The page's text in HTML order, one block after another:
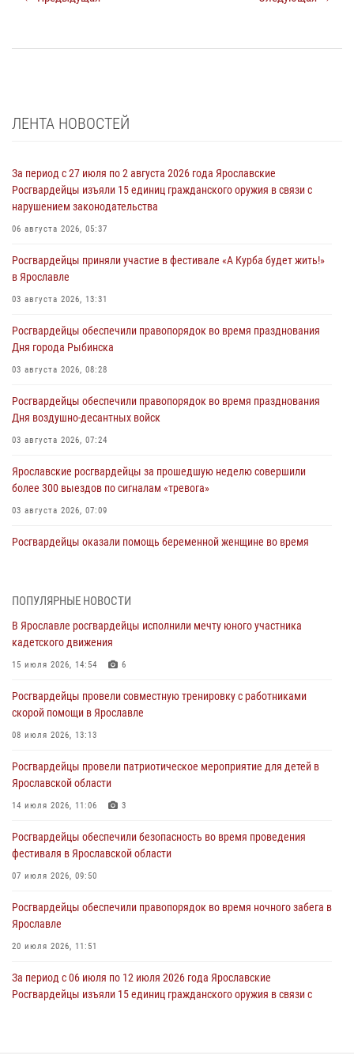
ЛЕНТА НОВОСТЕЙ
За период с 27 июля по 2 августа 2026 года Ярославские
Росгвардейцы изъяли 15 единиц гражданского оружия в связи с
нарушением законодательства
06 августа 2026, 05:37
Росгвардейцы приняли участие в фестивале «А Курба будет жить!»
в Ярославле
03 августа 2026, 13:31
Росгвардейцы обеспечили правопорядок во время празднования
Дня города Рыбинска
03 августа 2026, 08:28
Росгвардейцы обеспечили правопорядок во время празднования
Дня воздушно-десантных войск
03 августа 2026, 07:24
Ярославские росгвардейцы за прошедшую неделю совершили
более 300 выездов по сигналам «тревога»
03 августа 2026, 07:09
Росгвардейцы оказали помощь беременной женщине во время
Росгвардейцы изъяли 41 единицу гражданского оружия в связи с
нарушением законодательства
30 июля 2026, 11:51
В региональном управлении Росгвардии состоялся молебен,
приуроченный к празднику Крещения Руси
28 июля 2026, 14:56
Ярославские росгвардейцы за прошедшую неделю совершили
более 250 выездов по сигналам «Тревога»
27 июля 2026, 08:59
Росгвардейцы обеспечили правопорядок во время массового
забега в Ярославле
27 июля 2026, 07:16
ПОПУЛЯРНЫЕ НОВОСТИ
В Ярославле росгвардейцы исполнили мечту юного участника
кадетского движения
15 июля 2026, 14:54 6
Росгвардейцы провели совместную тренировку с работниками
скорой помощи в Ярославле
08 июля 2026, 13:13
Росгвардейцы провели патриотическое мероприятие для детей в
Ярославской области
14 июля 2026, 11:06 3
Росгвардейцы обеспечили безопасность во время проведения
фестиваля в Ярославской области
07 июля 2026, 09:50
Росгвардейцы обеспечили правопорядок во время ночного забега в
Ярославле
20 июля 2026, 11:51
За период с 06 июля по 12 июля 2026 года Ярославские
Росгвардейцы изъяли 15 единиц гражданского оружия в связи с